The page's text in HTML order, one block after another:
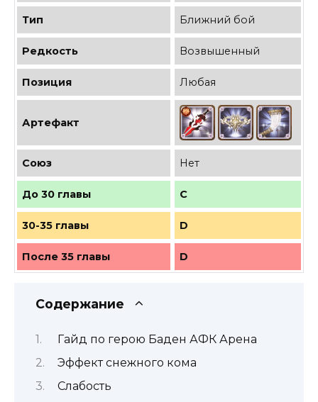
Тип Ближний бой
Редкость Возвышенный
Позиция Любая
Артефакт
Союз Нет
До 30 главы C
30-35 главы D
После 35 главы D
Содержание
Гайд по герою Баден АФК Арена
Эффект снежного кома
Слабость